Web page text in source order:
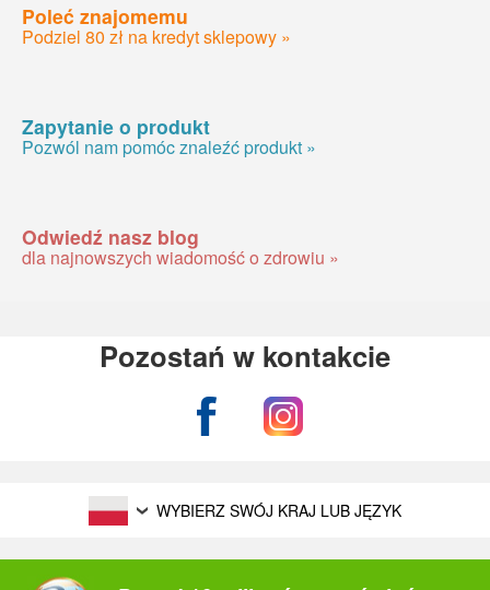
Poleć znajomemu
Podziel 80 zł na kredyt sklepowy »
Zapytanie o produkt
Pozwól nam pomóc znaleźć produkt »
Odwiedź nasz blog
dla najnowszych wiadomość o zdrowiu »
Pozostań w kontakcie
WYBIERZ SWÓJ KRAJ LUB JĘZYK